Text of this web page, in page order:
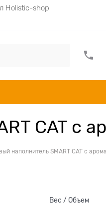
Holistic-shop
CAT с
наполнитель SMART CAT с
Вес / Объем